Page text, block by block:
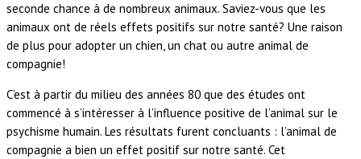
seconde chance à de nombreux animaux. Saviez-vous que les
animaux ont de réels effets positifs sur notre santé? Une raison
de plus pour adopter un chien, un chat ou autre animal de
compagnie!
C’est à partir du milieu des années 80 que des études ont
commencé à s’intéresser à l’influence positive de l’animal sur le
psychisme humain. Les résultats furent concluants : l’animal de
compagnie a bien un effet positif sur notre santé. Cet